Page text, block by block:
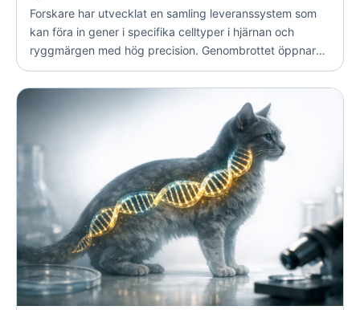
Forskare har utvecklat en samling leveranssystem som
kan föra in gener i specifika celltyper i hjärnan och
ryggmärgen med hög precision. Genombrottet öppnar
dörren för framtida genterapier som angriper orsaken till
hjärnsjukdomar i stället för att bara dämpa symtomen.